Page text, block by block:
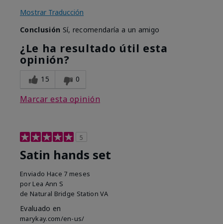
Mostrar Traducción
Conclusión Sí, recomendaría a un amigo
¿Le ha resultado útil esta
opinión?
15 0
Marcar esta opinión
5
Satin hands set
Enviado Hace 7 meses
por Lea Ann S
de Natural Bridge Station VA
Evaluado en
marykay.com/en-us/